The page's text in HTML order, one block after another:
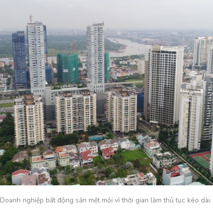
Doanh nghiệp bất động sản mệt mỏi vì thời gian làm thủ tục kéo